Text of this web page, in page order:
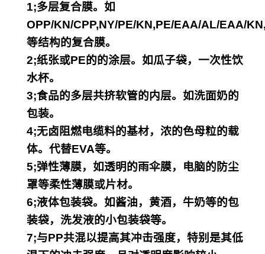
1;多层复合膜。如
OPP/KN/CPP,NY/PE/KN,PE/EAA/AL/EAA/
等结构的复合膜。
2;纸张或PE的的涂层。如瓜子袋，一次性饮
水杯。
3;食品的多层共挤软管的内层。如洗面奶的
包装。
4;无卤阻燃电缆料的基材，浓的色母粒的载
体。代替EVA等。
5;弹性薄膜，如透明的雨伞膜，电脑的防尘
罩等柔性薄膜或片材。
6;液体包装袋。如酱油，黄酒，牛奶等的包
装袋，洗发液的小包装袋等。
7;与PP共混以提高其冲击强度，特别是其低